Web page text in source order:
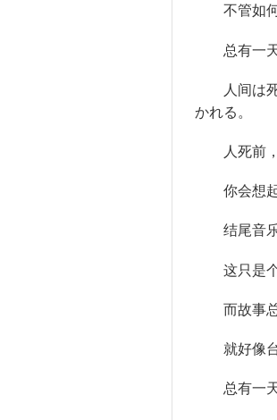
不管如
总有一天
人间は
かれる。
人死前，
你会想起
结尾音
这只是
而故事总
就好像台
总有一天